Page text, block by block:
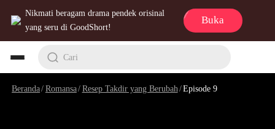
Nikmati beragam drama pendek orisinal
yang seru di GoodShort!
Buka
Cari
Beranda/Romansa/Resep Takdir yang Berubah/Episode 9